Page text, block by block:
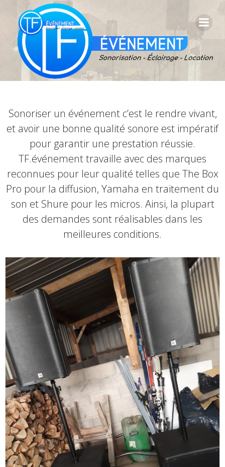
au
Sonoriser un événement c’est le rendre vivant,
et avoir une bonne qualité sonore est impératif
pour garantir une prestation réussie.
TF.événement travaille avec des marques
reconnues pour leur qualité telles que The Box
Pro pour la diffusion, Yamaha en traitement du
son et Shure pour les micros. Ainsi, la plupart
des demandes sont réalisables dans les
meilleures conditions.